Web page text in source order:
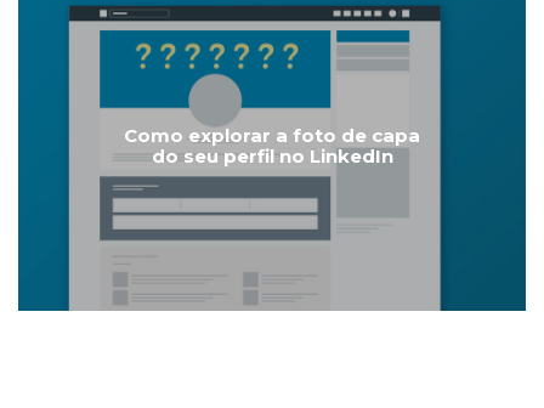
Como explorar a foto de capa
do seu perfil no LinkedIn